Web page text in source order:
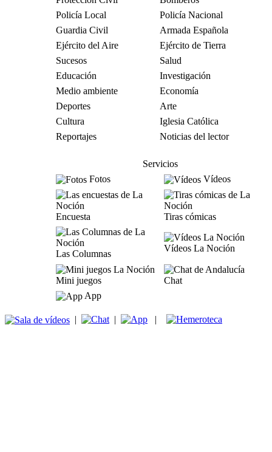
Policía Local
Policía Nacional
Guardia Civil
Armada Española
Ejército del Aire
Ejército de Tierra
Sucesos
Salud
Educación
Investigación
Medio ambiente
Economía
Deportes
Arte
Cultura
Iglesia Católica
Reportajes
Noticias del lector
Servicios
Fotos
Vídeos
Encuesta Tiras cómicas
Las Columnas
Vídeos La Noción
Mini juegos
Chat
App
| | |